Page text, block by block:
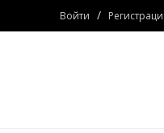
Войти /